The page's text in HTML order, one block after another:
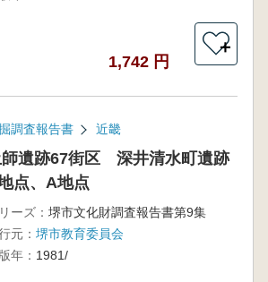
1,742 円
＋
調査報告書 近畿
遺跡67街区 深井清水町遺跡
点、A地点
ーズ： 堺市文化財調査報告書第9集
元： 堺市教育委員会
年： 1981/